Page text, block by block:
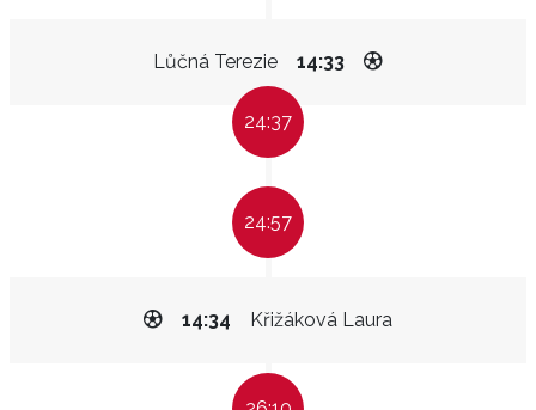
Lůčná Terezie 14:33
24:37
24:57
Křižáková Laura
14:34